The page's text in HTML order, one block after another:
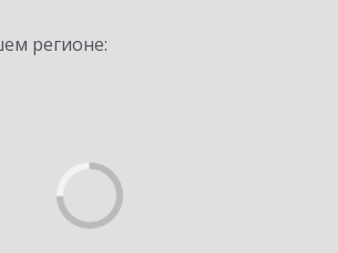
регионе: